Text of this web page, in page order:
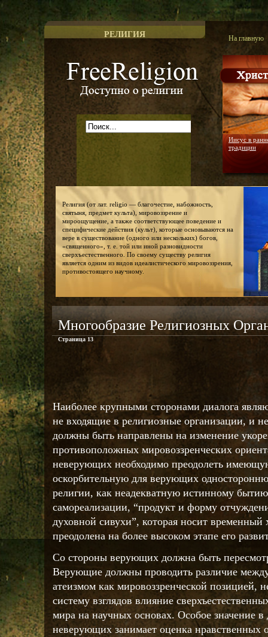
РЕЛИГИЯ На главную
Иисус в
традиции
Религия (от лат. religio — благочестие, набожность,
святыня, предмет культа), мировоззрение и
мироощущение, а также соответствующее поведение и
специфические действия (культ), которые основываются на
вере в существование (одного или нескольких) богов,
«священного», т. е. той или иной разновидности
сверхъестественного. По своему существу религия
является одним из видов идеалистического мировоззрения,
противостоящего научному.
Многообразие Религиозных
Страница 13
Наиболее крупными сторонами диалога
не входящие в религиозные организации, и
должны быть направлены на изменение
противоположных мировоззренческих
неверующих необходимо преодолеть
оскорбительную для верующих
религии, как неадекватную истинному
самореализации, “продукт и форму
духовной сивухи”, которая носит временный
преодолена на более высоком этапе его
Со стороны верующих должна быть
Верующие должны проводить различие
атеизмом как мировоззренческой
систему взглядов влияние
мира на научных основах. Особое значение
неверующих занимает оценка нравственных